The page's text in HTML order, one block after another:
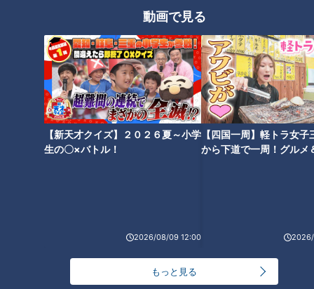
動画で見る
【新天才クイズ】２０２６夏～小学
生の〇×バトル！
2026/08/09 12:00
【四国一周】軽トラ女子
から下道で一周！グルメ
もっと見る
「皮ごとにんじんとごぼうとさ
さ身の炒めもの」の作り方【キ
ユーピー３分クッキング】
「ポークソテー パセリチーズソ
ース」の作り方【キユーピー３
分クッキング】
「豆腐チキンハンバーグ」の作